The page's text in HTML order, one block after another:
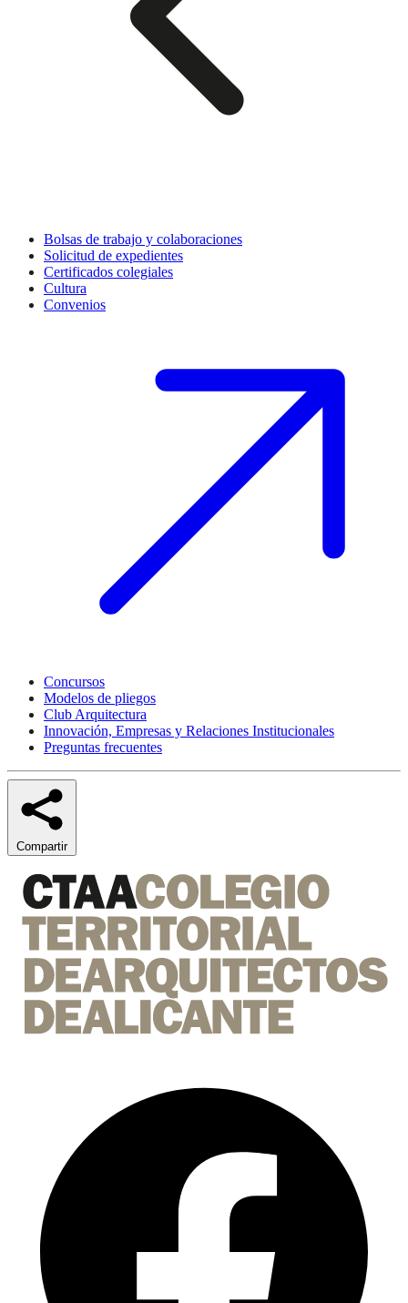
Bolsas de trabajo y colaboraciones
Solicitud de expedientes
Certificados colegiales
Cultura
Convenios
Concursos
Modelos de pliegos
Club Arquitectura
Innovación, Empresas y Relaciones Institucionales
Preguntas frecuentes
Compartir